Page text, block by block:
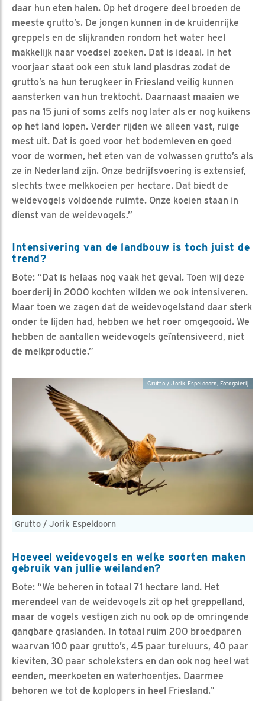
daar hun eten halen. Op het drogere deel broeden de
meeste grutto’s. De jongen kunnen in de kruidenrijke
greppels en de slijkranden rondom het water heel
makkelijk naar voedsel zoeken. Dat is ideaal. In het
voorjaar staat ook een stuk land plasdras zodat de
grutto’s na hun terugkeer in Friesland veilig kunnen
aansterken van hun trektocht. Daarnaast maaien we
pas na 15 juni of soms zelfs nog later als er nog kuikens
op het land lopen. Verder rijden we alleen vast, ruige
mest uit. Dat is goed voor het bodemleven en goed
voor de wormen, het eten van de volwassen grutto’s als
ze in Nederland zijn. Onze bedrijfsvoering is extensief,
slechts twee melkkoeien per hectare. Dat biedt de
weidevogels voldoende ruimte. Onze koeien staan in
dienst van de weidevogels.”
Intensivering van de landbouw is toch juist de
trend?
Bote: “Dat is helaas nog vaak het geval. Toen wij deze
boerderij in 2000 kochten wilden we ook intensiveren.
Maar toen we zagen dat de weidevogelstand daar sterk
onder te lijden had, hebben we het roer omgegooid. We
hebben de aantallen weidevogels geïntensiveerd, niet
de melkproductie.”
Grutto / Jorik Espeldoorn
Grutto / Jorik Espeldoorn, Fotogalerij
Hoeveel weidevogels en welke soorten maken
gebruik van jullie weilanden?
Bote: “We beheren in totaal 71 hectare land. Het
merendeel van de weidevogels zit op het greppelland,
maar de vogels vestigen zich nu ook op de omringende
gangbare graslanden. In totaal ruim 200 broedparen
waarvan 100 paar grutto’s, 45 paar tureluurs, 40 paar
kieviten, 30 paar scholeksters en dan ook nog heel wat
eenden, meerkoeten en waterhoentjes. Daarmee
behoren we tot de koplopers in heel Friesland.”